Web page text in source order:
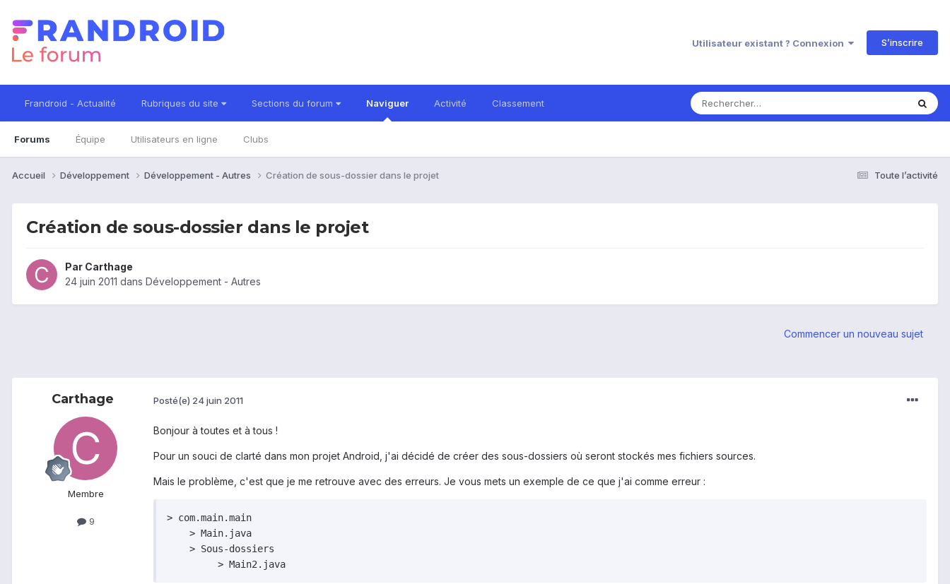
Utilisateur existant ? Connexion S’inscrire
Frandroid - Actualité Rubriques du site Sections du forum Naviguer
Forums Équipe Utilisateurs en ligne Clubs
Activité Classement
Toute l’activité
Accueil Développement Développement - Autres Création de sous-dossier dans le projet
Création de sous-dossier dans le projet
Par Carthage
24 juin 2011 dans Développement - Autres
Commencer un nouveau sujet
Carthage
Membre
9
Posté(e) 24 juin 2011
Bonjour à toutes et à tous !
Pour un souci de clarté dans mon projet Android, j'ai décidé de créer des sous-dossiers où seront stockés mes fichiers sources.
Mais le problème, c'est que je me retrouve avec des erreurs. Je vous mets un exemple de ce que j'ai comme erreur :
> com.main.main
    > Main.java
    > Sous-dossiers
         > Main2.java